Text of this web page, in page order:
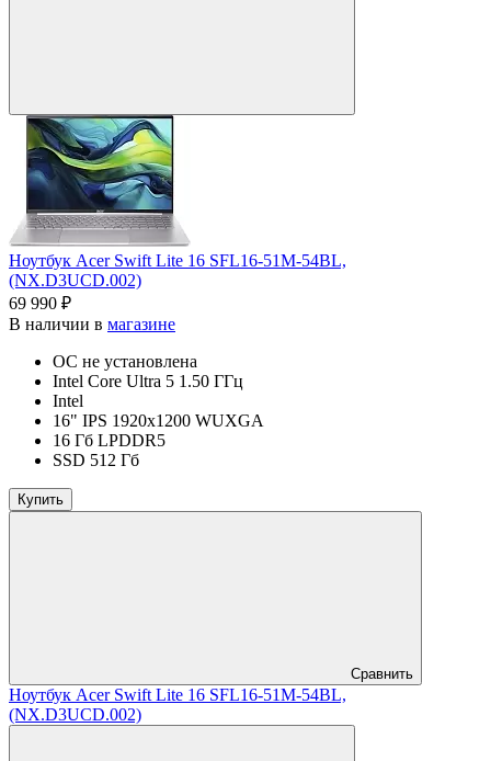
Ноутбук Acer Swift Lite 16 SFL16-51M-54BL,
(NX.D3UCD.002)
69 990 ₽
В наличии в магазине
ОС не установлена
Intel Core Ultra 5 1.50 ГГц
Intel
16" IPS 1920x1200 WUXGA
16 Гб LPDDR5
SSD 512 Гб
Купить
Сравнить
Ноутбук Acer Swift Lite 16 SFL16-51M-54BL,
(NX.D3UCD.002)